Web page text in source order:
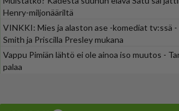
Henry-miljonääriltä
VINKKI: Mies ja alaston ase -komediat tv:ssä
Smith ja Priscilla Presley mukana
Vappu Pimiän lähtö ei ole ainoa iso muutos -
palaa